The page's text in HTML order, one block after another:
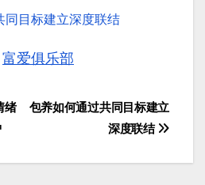
同目标建立深度联结
富爱俱乐部
包养如何通过共同目标建立
深度联结
绪